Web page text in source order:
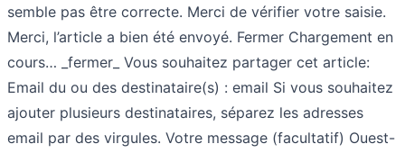
semble pas être correcte. Merci de vérifier votre saisie.
Merci, l’article a bien été envoyé. Fermer Chargement en
cours… _fermer_ Vous souhaitez partager cet article:
Email du ou des destinataire(s) : email Si vous souhaitez
ajouter plusieurs destinataires, séparez les adresses
email par des virgules. Votre message (facultatif) Ouest-